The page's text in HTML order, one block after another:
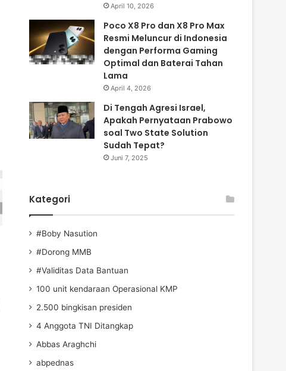
April 10, 2026
Poco X8 Pro dan X8 Pro Max
Resmi Meluncur di Indonesia
dengan Performa Gaming
Optimal dan Baterai Tahan
Lama
April 4, 2026
Di Tengah Agresi Israel,
Apakah Pernyataan Prabowo
soal Two State Solution
Sudah Tepat?
Juni 7, 2025
Kategori
#Boby Nasution
#Dorong MMB
#Validitas Data Bantuan
100 unit kendaraan Operasional KMP
2.500 bingkisan presiden
4 Anggota TNI Ditangkap
Abbas Araghchi
abpednas